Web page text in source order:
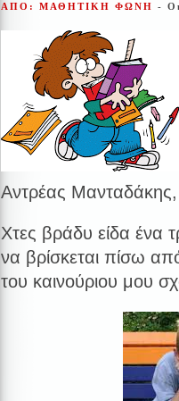
ΑΠΟ: ΜΑΘΗΤΙΚΗ ΦΩΝΗ -
Αντρέας
Χτες βράδυ είδα ένα
να βρίσκεται πίσω
του καινούριου μου